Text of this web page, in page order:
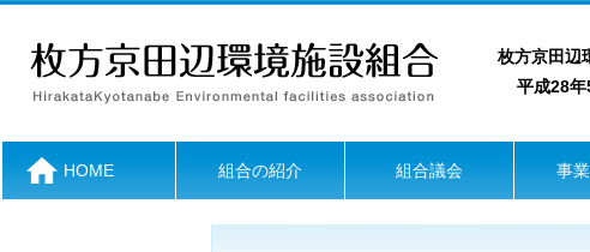
枚方京田辺
平成28年
HOME 組合の紹介 組合議会 事